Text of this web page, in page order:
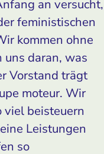
an versucht,
feministischen
kommen ohne
uns daran, was
Vorstand trägt
moteur. Wir
viel beisteuern
Leistungen
so